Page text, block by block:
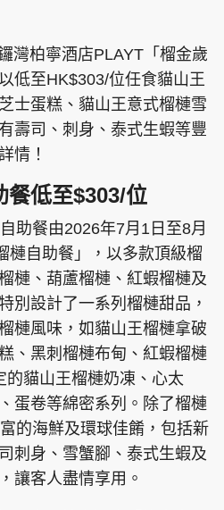
cazbuyer 東Touch
星島頭條
星島環球 The Standard
Oh!爸媽 JobMarket
灣柏寧酒店PLAYT「榴金歲
低至HK$303/位任食貓山王
士蛋糕、貓山王意式榴槤雪
壽司、刺身、泰式生蝦等豐
情！
餐低至$303/位
助餐由2026年7月1日至8月
槤自助餐」，以多款頂級榴
槤、葫蘆榴槤、紅蝦榴槤及
別設計了一系列榴槤甜品，
槤風味，如貓山王榴槤拿破
、黑刺榴槤布甸、紅蝦榴槤
的貓山王榴槤奶凍、心太
蛋卷等綿密系列。除了榴槤
的海鮮及環球佳餚，包括新
刺身、雪蟹腳、泰式生蝦及
讓客人盡情享用。